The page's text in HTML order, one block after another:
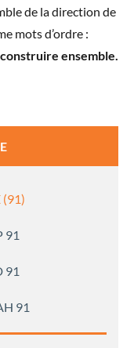
de la direction de
mots d’ordre :
ensemble.
(91)
91
91
91